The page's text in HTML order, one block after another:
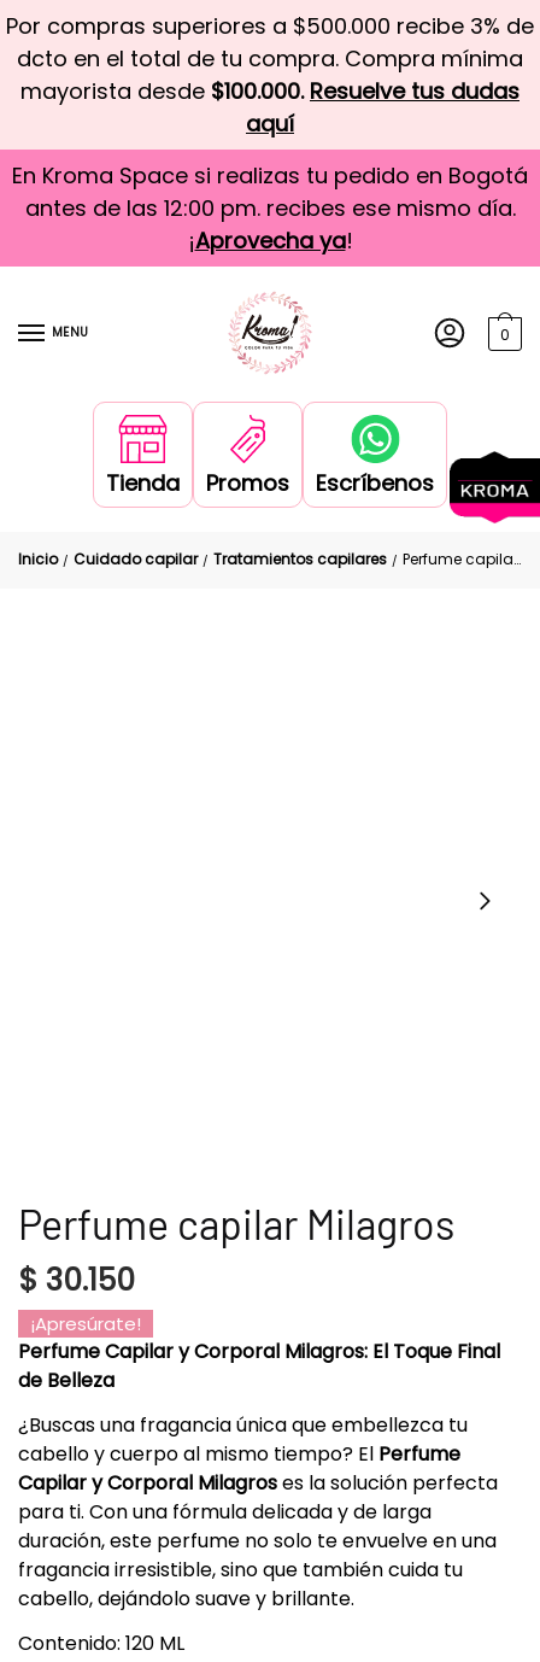
Por compras superiores a $500.000 recibe 3% de
dcto en el total de tu compra. Compra mínima
mayorista desde $100.000. Resuelve tus dudas
aquí
En Kroma Space si realizas tu pedido en Bogotá
antes de las 12:00 pm. recibes ese mismo día.
¡Aprovecha ya!
MENU 0
Tienda Promos Escríbenos
Inicio / Cuidado capilar / Tratamientos capilares / Perfume capilar Milagros
Perfume capilar Milagros
$ 30.150
¡Apresúrate!
Perfume Capilar y Corporal Milagros: El Toque Final
de Belleza
¿Buscas una fragancia única que embellezca tu
cabello y cuerpo al mismo tiempo? El Perfume
Capilar y Corporal Milagroses la solución perfecta
para ti. Con una fórmula delicada y de larga
duración, este perfume no solo te envuelve en una
fragancia irresistible, sino que también cuida tu
cabello, dejándolo suave y brillante.
Contenido: 120 ML